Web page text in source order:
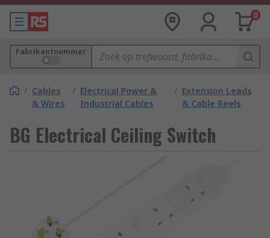
0
Fabrikantnummer
/ Cables
& Wires
/ Electrical Power &
Industrial Cables
/ Extension Leads
& Cable Reels
BG Electrical Ceiling Switch